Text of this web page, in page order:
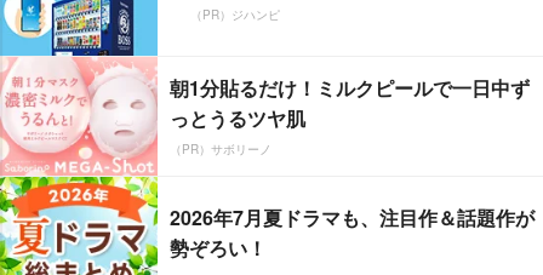
（PR）ジハンピ
朝1分貼るだけ！ミルクピールで一日中ず
っとうるツヤ肌
（PR）サボリーノ
2026年7月夏ドラマも、注目作＆話題作が
勢ぞろい！